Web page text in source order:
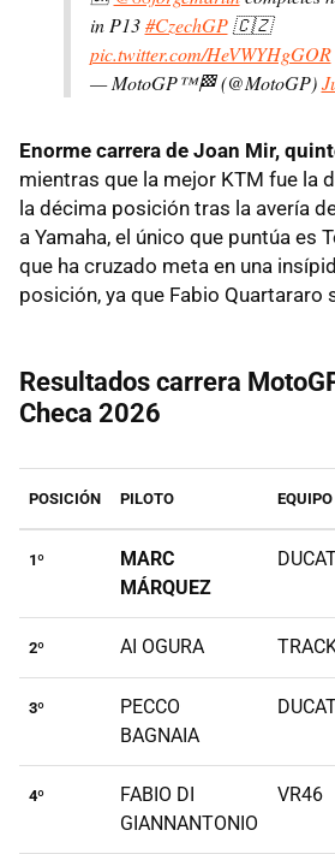
in P13#CzechGP🇨🇿
pic.twitter.com/HeVWYHgGOR
— MotoGP™🏁 (@MotoGP)
Enorme carrera de Joan Mir,
mientras que la mejor KTM fue la
la décima posición tras la avería
a Yamaha, el único que puntúa es
que ha cruzado meta en una
posición, ya que Fabio Quartararo
Resultados carrera
Checa 2026
POSICIÓN PILOTO EQUIPO
1º
MARC
MÁRQUEZ
2º AI OGURA
3º
PECCO
BAGNAIA
4º
FABIO DI
GIANNANTONIO
VR46